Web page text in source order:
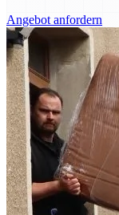
Angebot anfordern